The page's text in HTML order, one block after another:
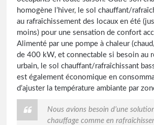
homogène l’hiver, le sol chauffant/
au rafraîchissement des locaux en été
moins) pour une sensation de confort
Alimenté par une pompe à chaleur
de 400 kW, et connectable si besoin au
urbain, le sol chauffant/rafraîchissant
est également économique en
d’ajuster la température ambiante par
Nous avions besoin d’une
chauffage comme en